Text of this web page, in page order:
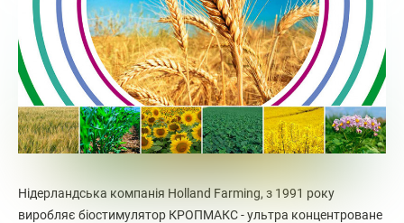
Нідерландська компанія Holland Farming, з 1991 року
виробляє біостимулятор КРОПМАКС - ультра концентроване